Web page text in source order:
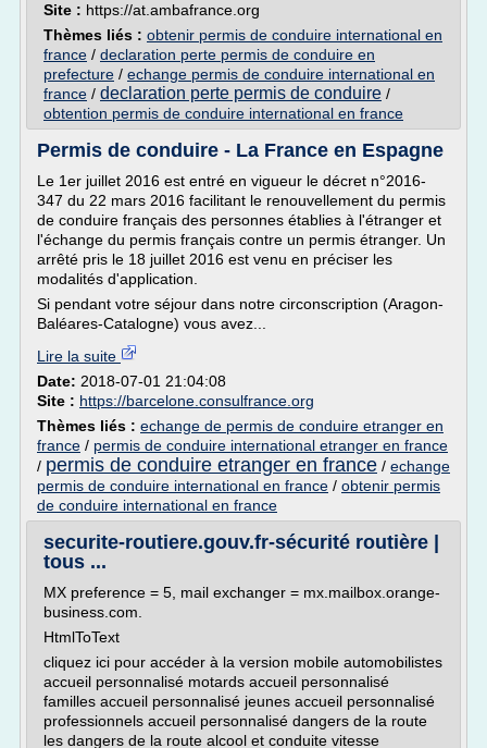
Site : https://at.ambafrance.org
Thèmes liés : obtenir permis de conduire international en
france / declaration perte permis de conduire en
prefecture / echange permis de conduire international en
france / declaration perte permis de conduire /
obtention permis de conduire international en france
Permis de conduire - La France en Espagne
Le 1er juillet 2016 est entré en vigueur le décret n°2016-
347 du 22 mars 2016 facilitant le renouvellement du permis
de conduire français des personnes établies à l'étranger et
l'échange du permis français contre un permis étranger. Un
arrêté pris le 18 juillet 2016 est venu en préciser les
modalités d'application.
Si pendant votre séjour dans notre circonscription (Aragon-
Baléares-Catalogne) vous avez...
Lire la suite
Date: 2018-07-01 21:04:08
Site : https://barcelone.consulfrance.org
Thèmes liés : echange de permis de conduire etranger en
france / permis de conduire international etranger en france
/ permis de conduire etranger en france / echange
permis de conduire international en france / obtenir permis
de conduire international en france
securite-routiere.gouv.fr-sécurité routière |
tous ...
MX preference = 5, mail exchanger = mx.mailbox.orange-
business.com.
HtmlToText
cliquez ici pour accéder à la version mobile automobilistes
accueil personnalisé motards accueil personnalisé
familles accueil personnalisé jeunes accueil personnalisé
professionnels accueil personnalisé dangers de la route
les dangers de la route alcool et conduite vitesse